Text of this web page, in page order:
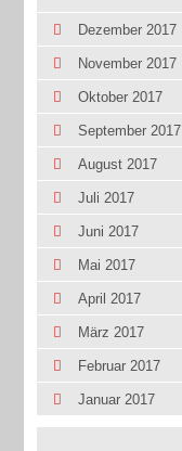
Dezember 2017
November 2017
Oktober 2017
September 2017
August 2017
Juli 2017
Juni 2017
Mai 2017
April 2017
März 2017
Februar 2017
Januar 2017